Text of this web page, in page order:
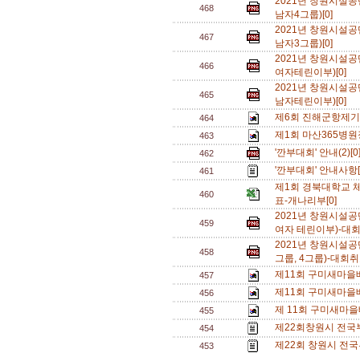
468
남자4그룹)[0]
467
2021년 창원시설
남자3그룹)[0]
466
2021년 창원시설
여자테린이부)[0]
465
2021년 창원시설
남자테린이부)[0]
464 제6회 진해군항제
463 제1회 마산365병
462 '깐부대회' 안내
461 '깐부대회' 안내사
460
제1회 경북대학교
표-개나리부[0]
459
2021년 창원시설
여자 테린이부)-대
458
2021년 창원시설
그룹, 4그룹)-대회
457 제11회 구미새마
456 제11회 구미새마
455 제 11회 구미새마
454 제22회창원시 전
453 제22회 창원시 전